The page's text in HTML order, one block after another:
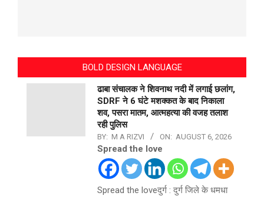
BOLD DESIGN LANGUAGE
ढाबा संचालक ने शिवनाथ नदी में लगाई छलांग,
SDRF ने 6 घंटे मशक्कत के बाद निकाला
शव, पसरा मातम, आत्महत्या की वजह तलाश
रही पुलिस
BY: M A RIZVI ON: AUGUST 6, 2026
Spread the love
Spread the loveदुर्ग : दुर्ग जिले के धमधा